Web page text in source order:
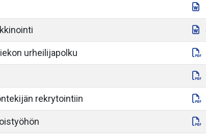
urheilijapolku
rekrytointiin